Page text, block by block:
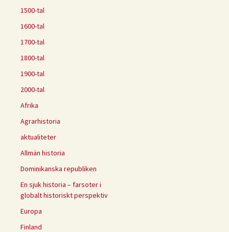
1500-tal
1600-tal
1700-tal
1800-tal
1900-tal
2000-tal
Afrika
Agrarhistoria
aktualiteter
Allmän historia
Dominikanska republiken
En sjuk historia – farsoter i
globalt historiskt perspektiv
Europa
Finland